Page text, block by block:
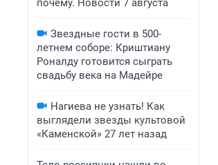
почему. Новости 7 августа
Звездные гости в 500-
летнем соборе: Криштиану
Роналду готовится сыграть
свадьбу века на Мадейре
Нагиева не узнать! Как
выглядели звезды культовой
«Каменской» 27 лет назад